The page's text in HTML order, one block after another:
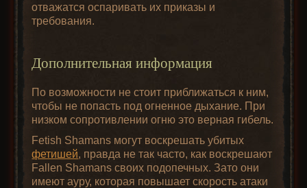
отважатся оспаривать их приказы и
требования.
Дополнительная информация
По возможности не стоит приближаться к ним,
чтобы не попасть под огненное дыхание. При
низком сопротивлении огню это верная гибель.
Fetish Shamans могут воскрешать убитых
фетишей, правда не так часто, как воскрешают
Fallen Shamans своих подопечных. Зато они
имеют ауру, которая повышает скорость атаки